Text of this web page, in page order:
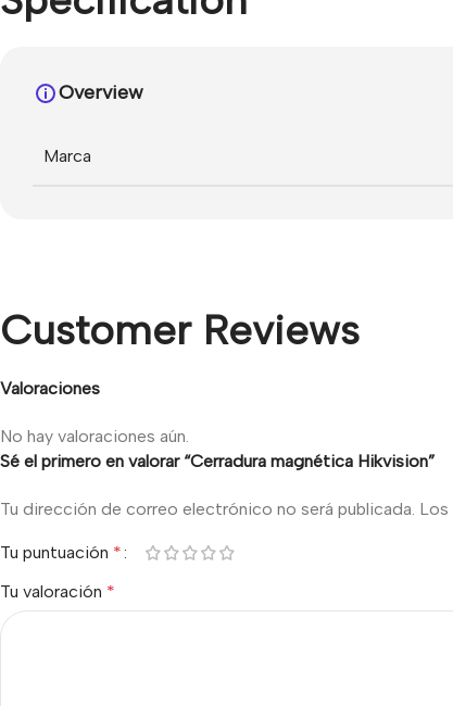
Overview
Marca
Customer Reviews
Valoraciones
No hay valoraciones aún.
Sé el primero en valorar “Cerradura magnética Hikvision”
Tu dirección de correo electrónico no será publicada. Los
Tu puntuación *
Tu valoración *